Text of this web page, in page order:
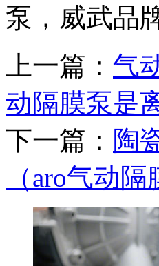
泵，威武品
上一篇： 气
动隔膜泵是
下一篇： 陶
（aro气动